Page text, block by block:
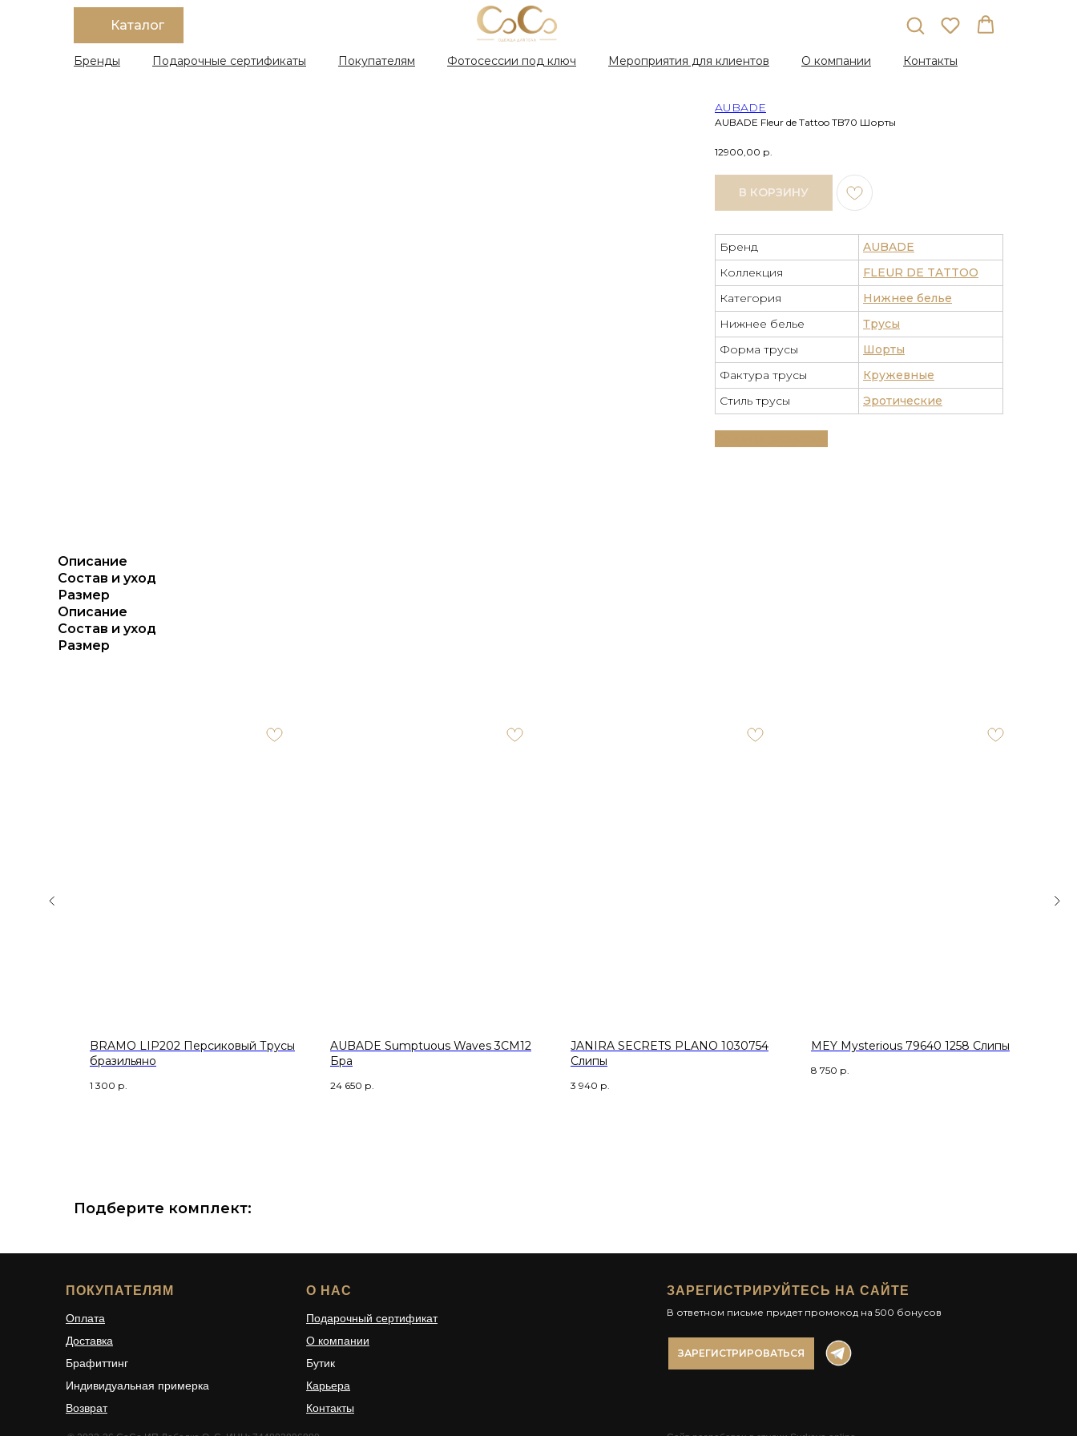
Каталог
Бренды Подарочные сертификаты Покупателям Фотосессии под ключ Мероприятия для клиентов О компании Контакты
AUBADE Fleur de Tattoo TB70 Шорты
AUBADE
12900,00 р.
В КОРЗИНУ
Бренд
AUBADE
Коллекция
FLEUR DE TATTOO
Категория
Нижнее белье
Нижнее белье
Трусы
Форма трусы
Шорты
Фактура трусы
Кружевные
Стиль трусы
Эротические
Описание
Состав и уход
Размер
Описание
Состав и уход
Размер
BRAMO LIP202 Персиковый Трусы
бразильяно
1 300 р.
AUBADE Sumptuous Waves 3CM12
Бра
24 650 р.
JANIRA SECRETS PLANO 1030754
Слипы
3 940 р.
MEY Mysterious 79640 1258 Слипы
8 750 р.
Подберите комплект:
ПОКУПАТЕЛЯМ О НАС ЗАРЕГИСТРИРУЙТЕСЬ НА САЙТЕ
В ответном письме придет промокод на 500 бонусов
Оплата
Доставка
Брафиттинг
Индивидуальная примерка
Возврат
Подарочный сертификат
О компании
Бутик
Карьера
ЗАРЕГИСТРИРОВАТЬСЯ
Контакты